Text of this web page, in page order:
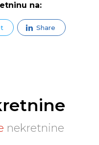
na:
Share
nekretnine